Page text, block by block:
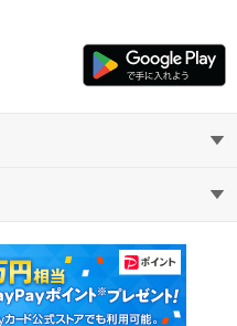
中古マンション
中古一戸建て
教えて！住まいの先生